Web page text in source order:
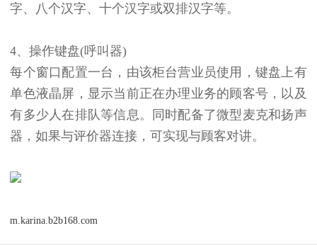
字、八个汉字、十个汉字或双排汉字等。
4、操作键盘(呼叫器)
每个窗口配置一台，由该柜台营业员使用，键盘上有
单色液晶屏，显示当前正在办理业务的顾客号，以及
有多少人在排队等信息。同时配备了微型麦克和扬声
器，如果与评价器连接，可实现与顾客对讲。
m.karina.b2b168.com